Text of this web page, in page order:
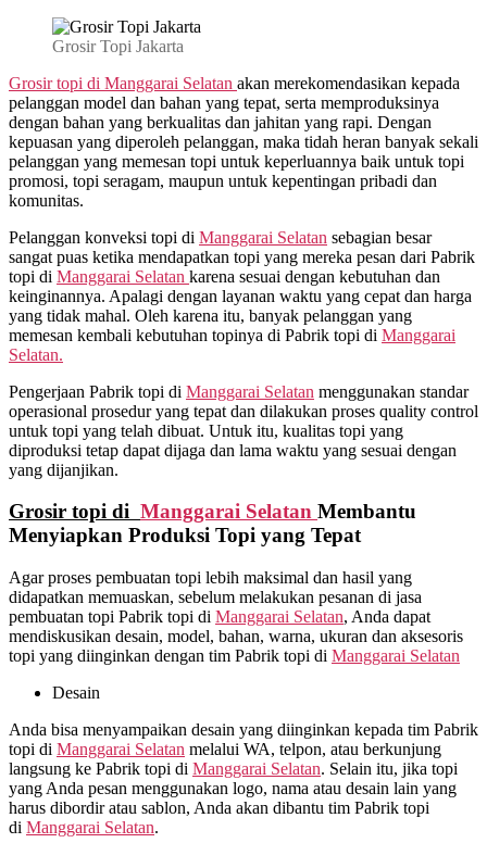
Grosir Topi Jakarta
Grosir topi di Manggarai Selatan akan merekomendasikan kepada
pelanggan model dan bahan yang tepat, serta memproduksinya
dengan bahan yang berkualitas dan jahitan yang rapi. Dengan
kepuasan yang diperoleh pelanggan, maka tidah heran banyak sekali
pelanggan yang memesan topi untuk keperluannya baik untuk topi
promosi, topi seragam, maupun untuk kepentingan pribadi dan
komunitas.
Pelanggan konveksi topi di Manggarai Selatan sebagian besar
sangat puas ketika mendapatkan topi yang mereka pesan dari Pabrik
topi di Manggarai Selatan karena sesuai dengan kebutuhan dan
keinginannya. Apalagi dengan layanan waktu yang cepat dan harga
yang tidak mahal. Oleh karena itu, banyak pelanggan yang
memesan kembali kebutuhan topinya di Pabrik topi di Manggarai
Selatan.
Pengerjaan Pabrik topi di Manggarai Selatan menggunakan standar
operasional prosedur yang tepat dan dilakukan proses quality control
untuk topi yang telah dibuat. Untuk itu, kualitas topi yang
diproduksi tetap dapat dijaga dan lama waktu yang sesuai dengan
yang dijanjikan.
Grosir topi di Manggarai Selatan Membantu
Menyiapkan Produksi Topi yang Tepat
Agar proses pembuatan topi lebih maksimal dan hasil yang
didapatkan memuaskan, sebelum melakukan pesanan di jasa
pembuatan topi Pabrik topi di Manggarai Selatan, Anda dapat
mendiskusikan desain, model, bahan, warna, ukuran dan aksesoris
topi yang diinginkan dengan tim Pabrik topi di Manggarai Selatan
Desain
Anda bisa menyampaikan desain yang diinginkan kepada tim Pabrik
topi di Manggarai Selatan melalui WA, telpon, atau berkunjung
langsung ke Pabrik topi di Manggarai Selatan. Selain itu, jika topi
yang Anda pesan menggunakan logo, nama atau desain lain yang
harus dibordir atau sablon, Anda akan dibantu tim Pabrik topi
di Manggarai Selatan.